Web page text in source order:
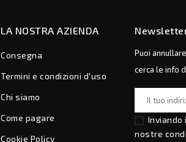
LA NOSTRA AZIENDA
Consegna
Termini e condizioni d'uso
Chi siamo
Come pagare
Cookie Policy
Puoi
cerca le info
nostre